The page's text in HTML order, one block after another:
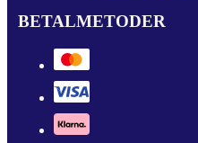
BETALMETODER